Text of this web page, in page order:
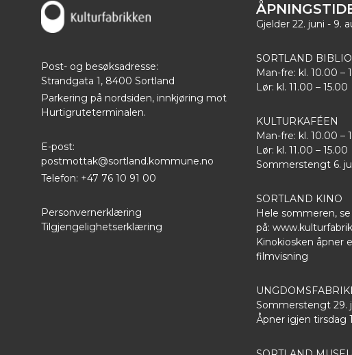
Post- og besøksadresse:
Strandgata 1, 8400 Sortland
Parkering på nordsiden, innkjøring mot
Hurtigruteterminalen.
E-post:
postmottak@sortland.kommune.no
Telefon: +47 76 10 91 00
Personvernerklæring
Tilgjengelighetserklæring
Gjelder 22. juni - 9.
SORTLAND
Man-fre: kl. 10.00 –
Lør: kl. 11.00 – 15.00
KULTURKAFÉEN
Man-fre: kl. 10.00 –
Lør: kl. 11.00 – 15.00
Sommerstengt 6.
SORTLAND KINO
Hele sommeren,
på:
Kinokiosken åpner
filmvisning
Sommerstengt 29.
Åpner igjen tirsdag